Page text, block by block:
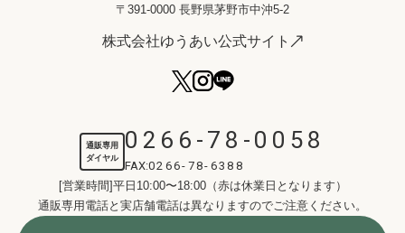
〒391-0000 長野県茅野市中沖5-2
株式会社ゆうあい公式サイト
通販専用
ダイヤル
0266-78-0058
FAX:0266-78-6388
[営業時間]平日10:00〜18:00（赤は休業日となります）
通販専用電話と実店舗電話は異なりますのでご注意ください。